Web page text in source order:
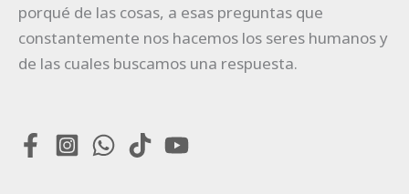
porqué de las cosas, a esas preguntas que
constantemente nos hacemos los seres humanos y
de las cuales buscamos una respuesta.